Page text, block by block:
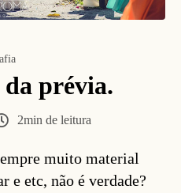
prévia.
2min de leitura
muito material
e etc, não é verdade?